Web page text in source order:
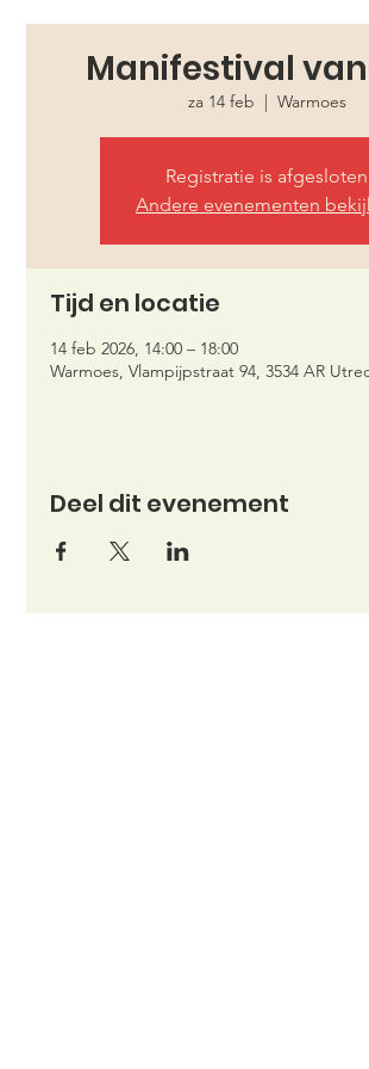
Manifestival van
za 14 feb
  |
Warmoes
Registratie is afgesloten
Andere evenementen
Tijd en locatie
14 feb 2026, 14:00 – 18:00
Warmoes, Vlampijpstraat 94, 3534 AR
Deel dit evenement